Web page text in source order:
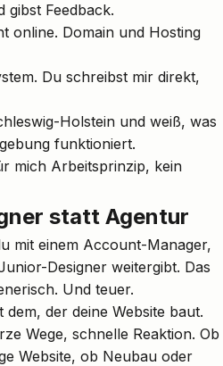
gibst Feedback.
online. Domain und Hosting
Du schreibst mir direkt,
Holstein und weiß, was
funktioniert.
mich Arbeitsprinzip, kein
statt Agentur
mit einem Account-Manager,
Designer weitergibt. Das
Und teuer.
der deine Website baut.
Wege, schnelle Reaktion. Ob
Website, ob Neubau oder